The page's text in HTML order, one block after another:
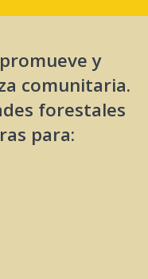
y
comunitaria.
forestales
para: